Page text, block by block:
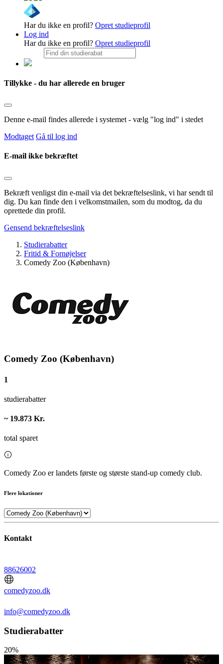
Har du ikke en profil? Opret studieprofil
Log ind
Har du ikke en profil? Opret studieprofil
Tillykke - du har allerede en bruger
Denne e-mail findes allerede i systemet - vælg "log ind" i stedet
Modtaget Gå til log ind
E-mail ikke bekræftet
Bekræft venligst din e-mail via det bekræftelseslink, vi har sendt til
dig. Du kan finde den i velkomstmailen, som du modtog, da du
oprettede din profil.
Gensend bekræftelseslink
Studierabatter
Fritid & Fornøjelser
Comedy Zoo (København)
Comedy Zoo (København)
1
studierabatter
~ 19.873 Kr.
total sparet
Comedy Zoo er landets første og største stand-up comedy club.
Flere lokationer
Kontakt
88626002
comedyzoo.dk
info@comedyzoo.dk
Studierabatter
20%